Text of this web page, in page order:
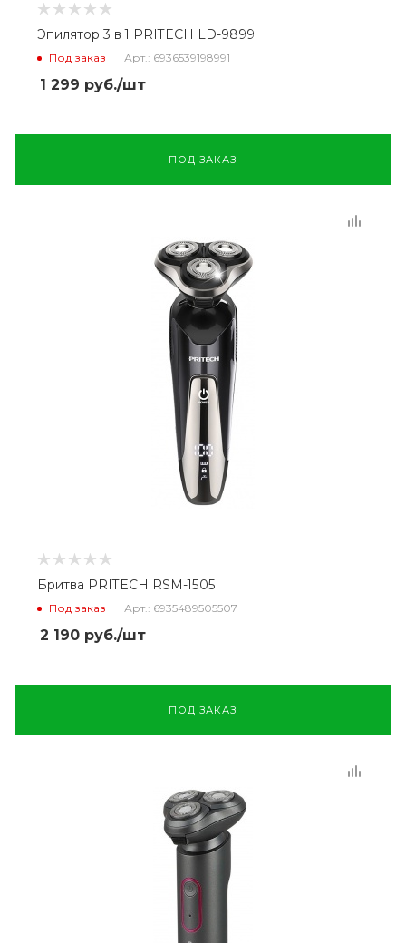
Эпилятор 3 в 1 PRITECH LD-9899
Под заказ Арт.: 6936539198991
1 299 руб./шт
ПОД ЗАКАЗ
Бритва PRITECH RSM-1505
Под заказ Арт.: 6935489505507
2 190 руб./шт
ПОД ЗАКАЗ